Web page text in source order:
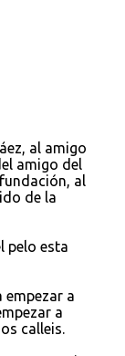
al amigo
amigo del
al
de la
pelo esta
empezar a
a
calleis.